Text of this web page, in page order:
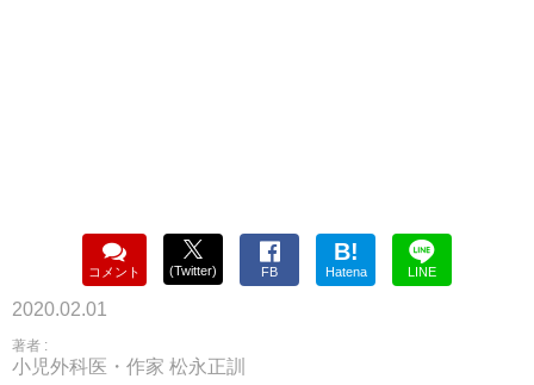
コメント (Twitter) FB
B!
Hatena LINE
2020.02.01
著者 :
小児外科医・作家 松永正訓